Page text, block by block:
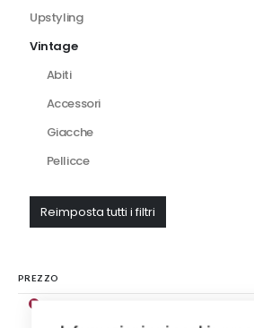
Upstyling
Vintage
Abiti
Accessori
Giacche
Pellicce
Reimposta tutti i filtri
PREZZO